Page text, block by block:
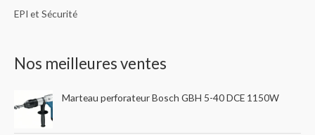
EPI et Sécurité
Nos meilleures ventes
Marteau perforateur Bosch GBH 5-40 DCE 1150W